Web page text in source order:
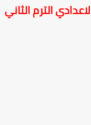
الترم الثاني